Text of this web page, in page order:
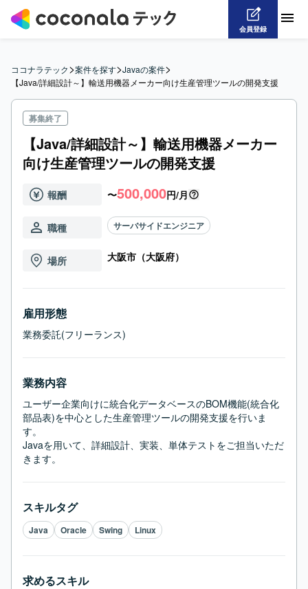
会員登録
ココナラテック>案件を探す>Javaの案件>
【Java/詳細設計～】輸送用機器メーカー向け生産管理ツールの開発支援
募集終了
【Java/詳細設計～】輸送用機器メーカー
向け生産管理ツールの開発支援
報酬 〜500,000円/月
職種 サーバサイドエンジニア
場所 大阪市（大阪府）
雇用形態
業務委託(フリーランス)
業務内容
ユーザー企業向けに統合化データベースのBOM機能(統合化
部品表)を中心とした生産管理ツールの開発支援を行いま
す。
Javaを用いて、詳細設計、実装、単体テストをご担当いただ
きます。
スキルタグ
Java Oracle Swing Linux
求めるスキル